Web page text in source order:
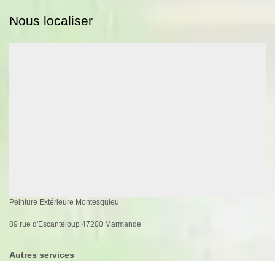
Nous localiser
Peinture Extérieure Montesquieu
89 rue d'Escanteloup 47200 Marmande
Autres services